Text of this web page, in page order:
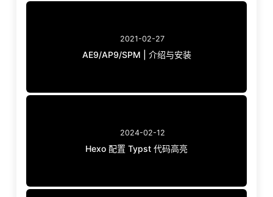
2021-02-27
AE9/AP9/SPM | 介绍与安装
2024-02-12
Hexo 配置 Typst 代码高亮